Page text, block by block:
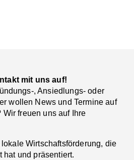
mit uns auf!
, Ansiedlungs- oder
wollen News und Termine auf
freuen uns auf Ihre
Wirtschaftsförderung, die
hat und präsentiert.